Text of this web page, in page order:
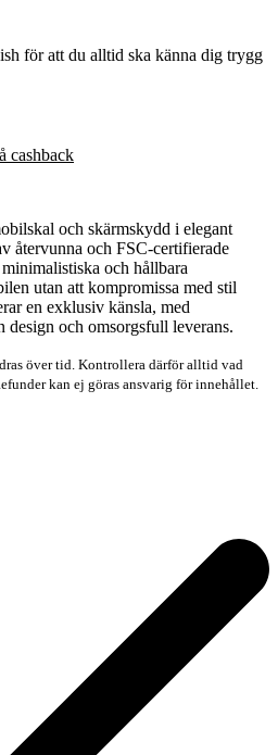
för att du alltid ska känna dig trygg
cashback
och skärmskydd i elegant
återvunna och FSC-certifierade
och hållbara
utan att kompromissa med stil
en exklusiv känsla, med
och omsorgsfull leverans.
över tid. Kontrollera därför alltid vad
kan ej göras ansvarig för innehållet.